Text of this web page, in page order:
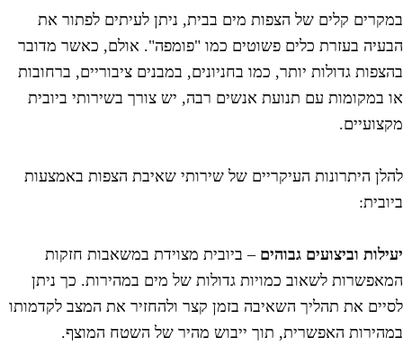
קלים של הצפות מים בבית, ניתן לעיתים לפתור את
בעזרת כלים פשוטים כמו "פומפה". אולם, כאשר מדובר
גדולות יותר, כמו בחניונים, במבנים ציבוריים, ברחובות
במקומות עם תנועת אנשים רבה, יש צורך בשירותי ביובית
היתרונות העיקריים של שירותי שאיבת הצפות באמצעות
וביצועים גבוהים– ביובית מצוידת במשאבות חזקות
לשאוב כמויות גדולות של מים במהירות. כך ניתן
את תהליך השאיבה בזמן קצר ולהחזיר את המצב לקדמותו
האפשרית, תוך ייבוש מהיר של השטח המוצף.